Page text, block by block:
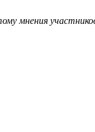
мнения